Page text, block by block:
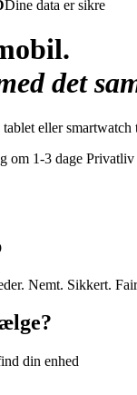
Dine data er sikre
det
eller
om 1-3 dage Privatliv
Nemt. Sikkert.
din enhed